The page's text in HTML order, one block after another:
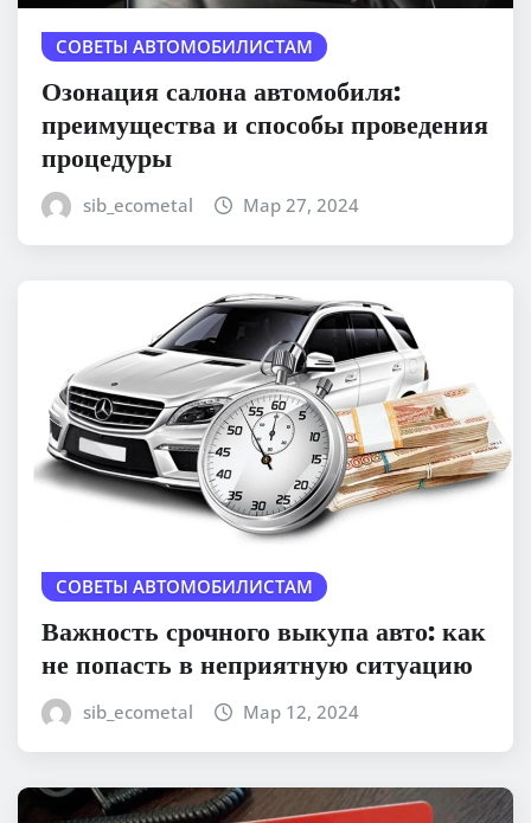
СОВЕТЫ АВТОМОБИЛИСТАМ
Озонация салона автомобиля:
преимущества и способы проведения
процедуры
sib_ecometal Мар 27, 2024
СОВЕТЫ АВТОМОБИЛИСТАМ
Важность срочного выкупа авто: как
не попасть в неприятную ситуацию
sib_ecometal Мар 12, 2024